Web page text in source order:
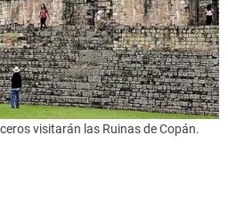
visitarán las Ruinas de Copán.